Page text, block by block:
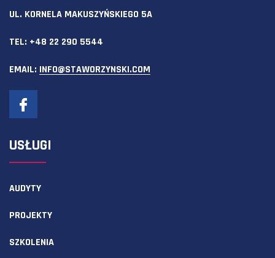
UL. KORNELA MAKUSZYŃSKIEGO 5A
TEL: +48 22 290 5544
EMAIL: INFO@STAWORZYNSKI.COM
USŁUGI
AUDYTY
PROJEKTY
SZKOLENIA